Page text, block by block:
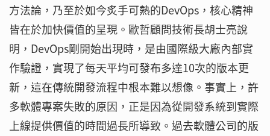
方法論，乃至於如今炙手可熱的DevOps，核心精神
皆在於加快價值的呈現。歐哲顧問技術長胡士亮說
明，DevOps剛開始出現時，是由國際級大廠內部實
作驗證，實現了每天平均可發布多達10次的版本更
新，這在傳統開發流程中根本難以想像。事實上，許
多軟體專案失敗的原因，正是因為從開發系統到實際
上線提供價值的時間過長所導致。過去軟體公司的版